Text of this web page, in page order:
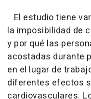
El estudio tiene
la imposibilidad de
y por qué las
acostadas durante
en el lugar de
diferentes efectos
cardiovasculares.